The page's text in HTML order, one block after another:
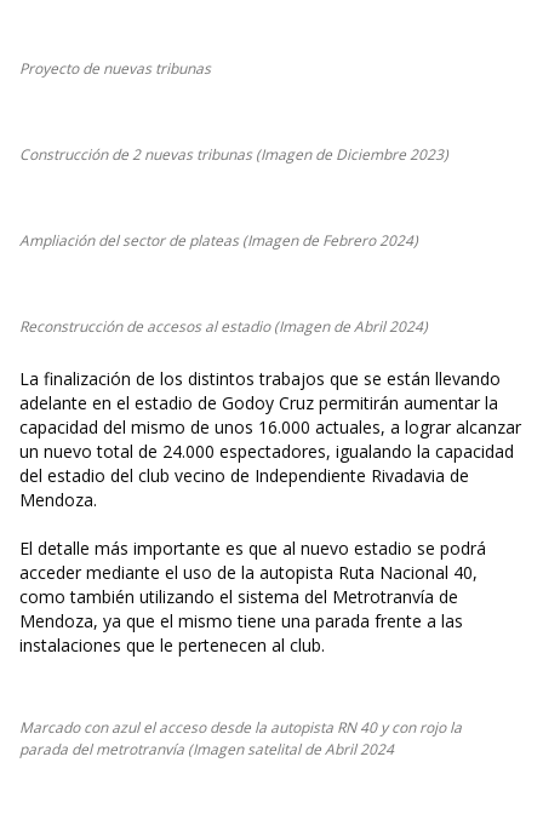
Proyecto de nuevas tribunas
Construcción de 2 nuevas tribunas (Imagen de Diciembre 2023)
Ampliación del sector de plateas (Imagen de Febrero 2024)
Reconstrucción de accesos al estadio (Imagen de Abril 2024)
La finalización de los distintos trabajos que se están llevando
adelante en el estadio de Godoy Cruz permitirán aumentar la
capacidad del mismo de unos 16.000 actuales, a lograr alcanzar
un nuevo total de 24.000 espectadores, igualando la capacidad
del estadio del club vecino de Independiente Rivadavia de
Mendoza.
El detalle más importante es que al nuevo estadio se podrá
acceder mediante el uso de la autopista Ruta Nacional 40,
como también utilizando el sistema del Metrotranvía de
Mendoza, ya que el mismo tiene una parada frente a las
instalaciones que le pertenecen al club.
Marcado con azul el acceso desde la autopista RN 40 y con rojo la
parada del metrotranvía (Imagen satelital de Abril 2024